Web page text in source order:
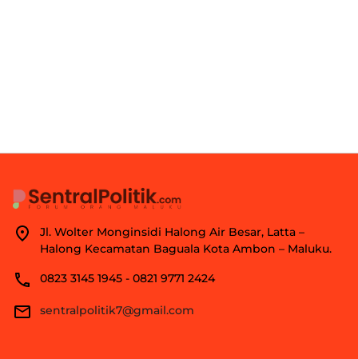
Jl. Wolter Monginsidi Halong Air Besar, Latta –
Halong Kecamatan Baguala Kota Ambon – Maluku.
0823 3145 1945 - 0821 9771 2424
sentralpolitik7@gmail.com